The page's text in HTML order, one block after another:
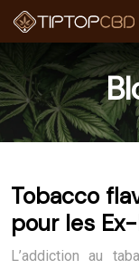
Tobacco
pour les
L’addiction au